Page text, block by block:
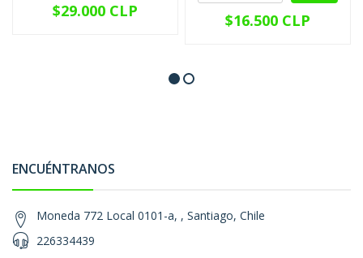
$29.000 CLP $16.500 CLP
ENCUÉNTRANOS
Moneda 772 Local 0101-a, , Santiago, Chile
226334439